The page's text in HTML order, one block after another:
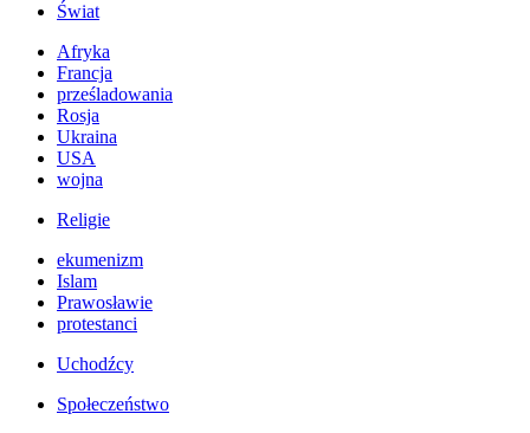
Świat
Afryka
Francja
prześladowania
Rosja
Ukraina
USA
wojna
Religie
ekumenizm
Islam
Prawosławie
protestanci
Uchodźcy
Społeczeństwo